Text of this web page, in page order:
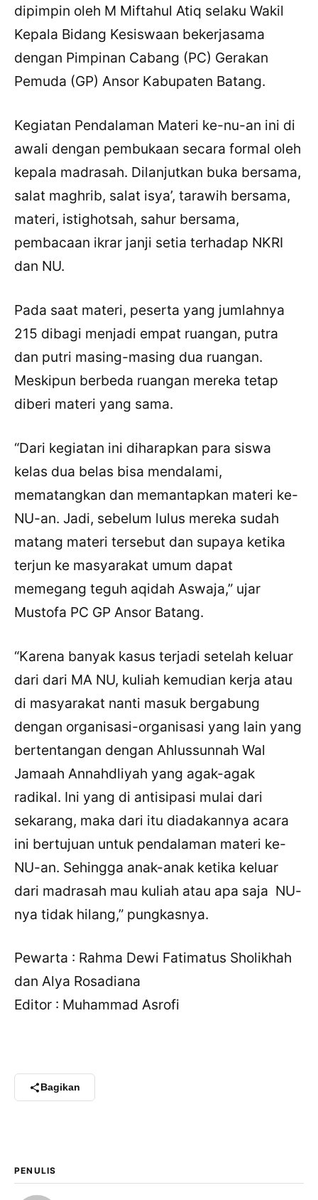
dipimpin oleh M Miftahul Atiq selaku Wakil
Kepala Bidang Kesiswaan bekerjasama
dengan Pimpinan Cabang (PC) Gerakan
Pemuda (GP) Ansor Kabupaten Batang.
Kegiatan Pendalaman Materi ke-nu-an ini di
awali dengan pembukaan secara formal oleh
kepala madrasah. Dilanjutkan buka bersama,
salat maghrib, salat isya’, tarawih bersama,
materi, istighotsah, sahur bersama,
pembacaan ikrar janji setia terhadap NKRI
dan NU.
Pada saat materi, peserta yang jumlahnya
215 dibagi menjadi empat ruangan, putra
dan putri masing-masing dua ruangan.
Meskipun berbeda ruangan mereka tetap
diberi materi yang sama.
“Dari kegiatan ini diharapkan para siswa
kelas dua belas bisa mendalami,
mematangkan dan memantapkan materi ke-
NU-an. Jadi, sebelum lulus mereka sudah
matang materi tersebut dan supaya ketika
terjun ke masyarakat umum dapat
memegang teguh aqidah Aswaja,” ujar
Mustofa PC GP Ansor Batang.
“Karena banyak kasus terjadi setelah keluar
dari dari MA NU, kuliah kemudian kerja atau
di masyarakat nanti masuk bergabung
dengan organisasi-organisasi yang lain yang
bertentangan dengan Ahlussunnah Wal
Jamaah Annahdliyah yang agak-agak
radikal. Ini yang di antisipasi mulai dari
sekarang, maka dari itu diadakannya acara
ini bertujuan untuk pendalaman materi ke-
NU-an. Sehingga anak-anak ketika keluar
dari madrasah mau kuliah atau apa saja NU-
nya tidak hilang,” pungkasnya.
Pewarta : Rahma Dewi Fatimatus Sholikhah
dan Alya Rosadiana
Editor : Muhammad Asrofi
Bagikan
PENULIS
Bagikan Tulisan Ini